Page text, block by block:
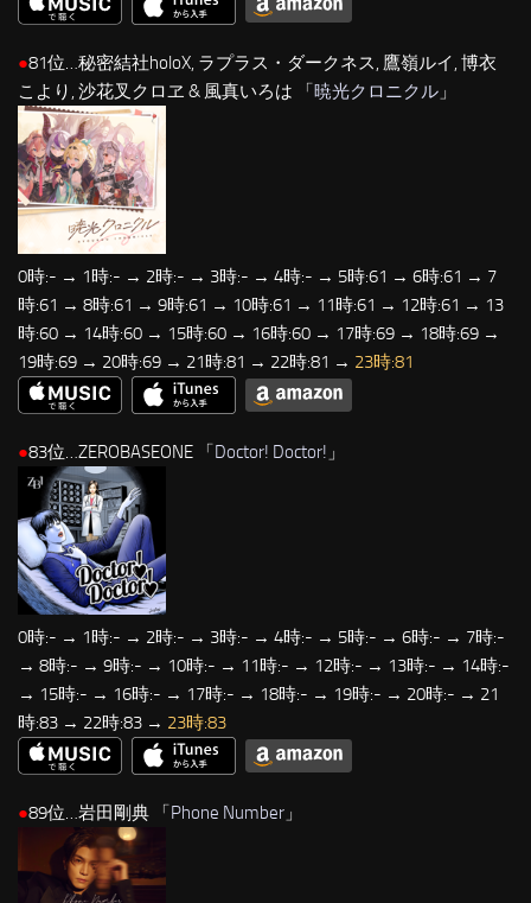
●81位…秘密結社holoX, ラプラス・ダークネス, 鷹嶺ルイ, 博衣
こより, 沙花叉クロヱ & 風真いろは 「暁光クロニクル 」
0時:- → 1時:- → 2時:- → 3時:- → 4時:- → 5時:61 → 6時:61 → 7
時:61 → 8時:61 → 9時:61 → 10時:61 → 11時:61 → 12時:61 → 13
時:60 → 14時:60 → 15時:60 → 16時:60 → 17時:69 → 18時:69 →
19時:69 → 20時:69 → 21時:81 → 22時:81 → 23時:81
●83位…ZEROBASEONE 「Doctor! Doctor! 」
0時:- → 1時:- → 2時:- → 3時:- → 4時:- → 5時:- → 6時:- → 7時:-
→ 8時:- → 9時:- → 10時:- → 11時:- → 12時:- → 13時:- → 14時:-
→ 15時:- → 16時:- → 17時:- → 18時:- → 19時:- → 20時:- → 21
時:83 → 22時:83 → 23時:83
●89位…岩田剛典 「 Phone Number 」